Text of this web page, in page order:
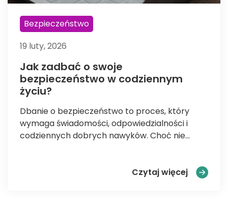
Bezpieczeństwo
19 luty, 2026
Jak zadbać o swoje
bezpieczeństwo w codziennym
życiu?
Dbanie o bezpieczeństwo to proces, który
wymaga świadomości, odpowiedzialności i
codziennych dobrych nawyków. Choć nie...
Czytaj więcejJak